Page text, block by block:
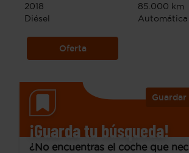
2018
85.000 km
Diésel
Automática
Oferta
Guardar
¡Guarda tu búsqueda!
¿No encuentras el coche que